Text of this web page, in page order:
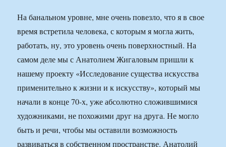
На банальном уровне, мне очень повезло, что я в свое
время встретила человека, с которым я могла жить,
работать, ну, это уровень очень поверхностный. На
самом деле мы с Анатолием Жигаловым пришли к
нашему проекту «Исследование существа искусства
применительно к жизни и к искусству», который мы
начали в конце 70-х, уже абсолютно сложившимися
художниками, не похожими друг на друга. Не могло
быть и речи, чтобы мы оставили возможность
развиваться в собственном пространстве. Анатолий